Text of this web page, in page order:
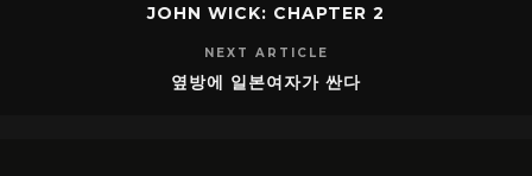
JOHN WICK: CHAPTER 2
NEXT ARTICLE
옆방에 일본여자가 싼다